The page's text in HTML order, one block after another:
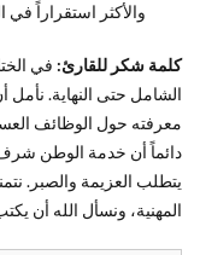
والأكثر استقراراً في
كلمة شكر للقارئ: في
الشامل حتى النهاية.
معرفته حول الوظائف
دائماً أن خدمة الوطن
يتطلب العزيمة والصبر.
المهنية، ونسأل الله أن